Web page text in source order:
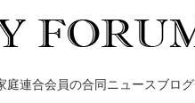
庭連合会員の合同ニュースブログ